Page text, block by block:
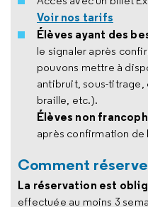
Voir nos tarifs
Élèves ayant des
le signaler après
pouvons mettre à
antibruit, sous-
braille, etc.).
Élèves non
après confirmation de
Comment
La réservation est
effectuée au moins 3